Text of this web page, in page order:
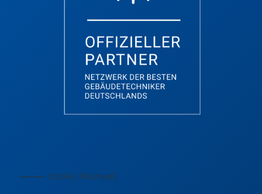
⸻ starkes Netzwerk